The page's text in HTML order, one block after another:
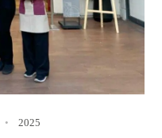
2025